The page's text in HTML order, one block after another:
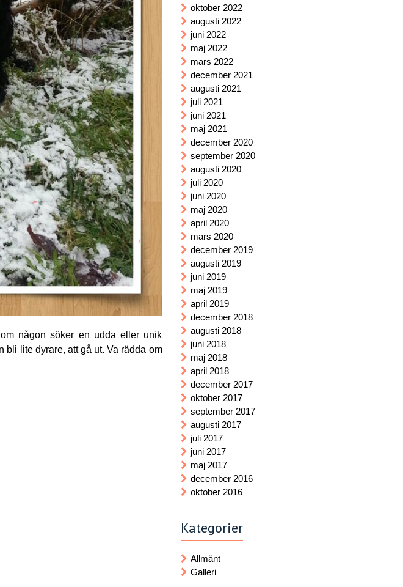
någon söker en udda eller unik
bli lite dyrare, att gå ut. Va rädda om
oktober 2022
augusti 2022
juni 2022
maj 2022
mars 2022
december 2021
augusti 2021
juli 2021
juni 2021
maj 2021
december 2020
september 2020
augusti 2020
juli 2020
juni 2020
maj 2020
april 2020
mars 2020
december 2019
augusti 2019
juni 2019
maj 2019
april 2019
december 2018
augusti 2018
juni 2018
maj 2018
april 2018
december 2017
oktober 2017
september 2017
augusti 2017
juli 2017
juni 2017
maj 2017
december 2016
oktober 2016
Kategorier
Allmänt
Galleri